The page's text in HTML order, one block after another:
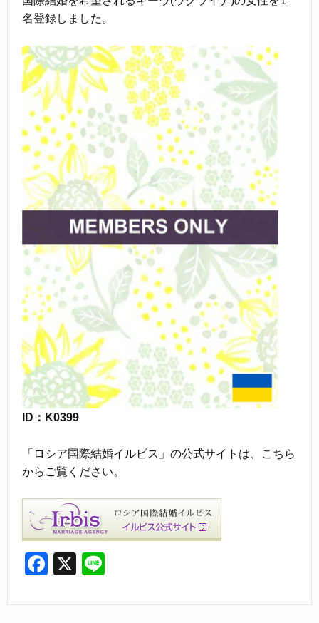
名登録しました。
ID：K0399
「ロシア国際結婚イルビス」の公式サイトは、こちら
からご覧ください。
F
c
X
e